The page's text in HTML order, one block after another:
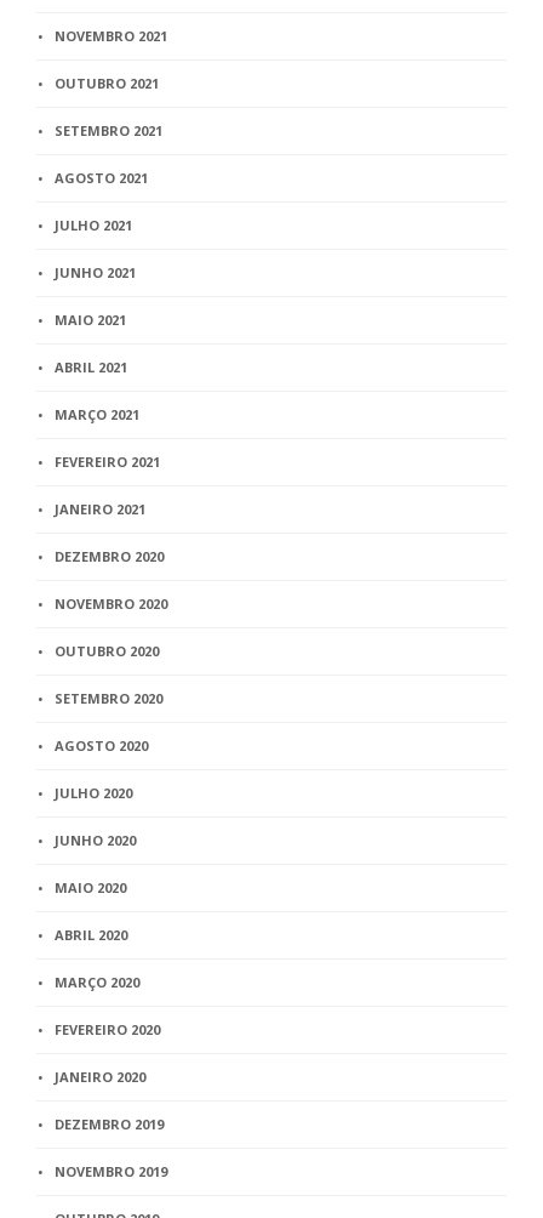
NOVEMBRO 2021
OUTUBRO 2021
SETEMBRO 2021
AGOSTO 2021
JULHO 2021
JUNHO 2021
MAIO 2021
ABRIL 2021
MARÇO 2021
FEVEREIRO 2021
JANEIRO 2021
DEZEMBRO 2020
NOVEMBRO 2020
OUTUBRO 2020
SETEMBRO 2020
AGOSTO 2020
JULHO 2020
JUNHO 2020
MAIO 2020
ABRIL 2020
MARÇO 2020
FEVEREIRO 2020
JANEIRO 2020
DEZEMBRO 2019
NOVEMBRO 2019